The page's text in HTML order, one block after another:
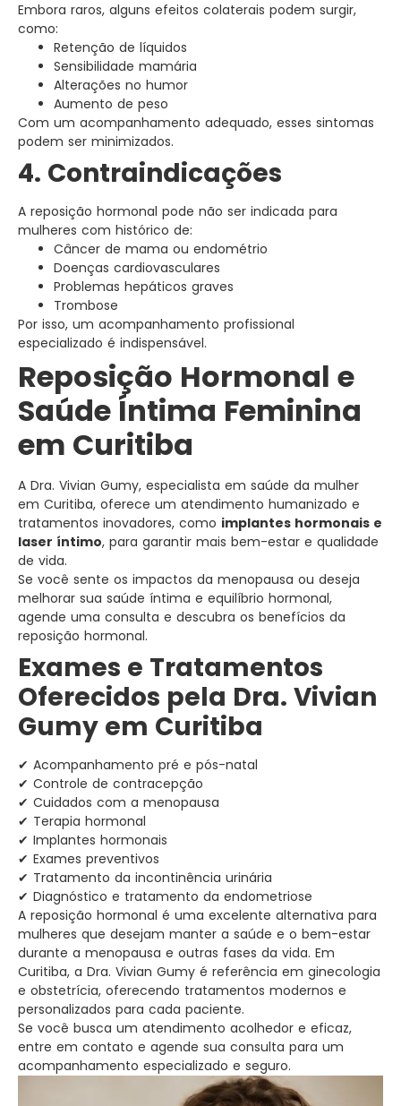
Embora raros, alguns efeitos colaterais podem surgir,
como:
Retenção de líquidos
Sensibilidade mamária
Alterações no humor
Aumento de peso
Com um acompanhamento adequado, esses sintomas
podem ser minimizados.
4. Contraindicações
A reposição hormonal pode não ser indicada para
mulheres com histórico de:
Câncer de mama ou endométrio
Doenças cardiovasculares
Problemas hepáticos graves
Trombose
Por isso, um acompanhamento profissional
especializado é indispensável.
Reposição Hormonal e
Saúde Íntima Feminina
em Curitiba
A Dra. Vivian Gumy, especialista em saúde da mulher
em Curitiba, oferece um atendimento humanizado e
tratamentos inovadores, como implantes hormonais e
laser íntimo, para garantir mais bem-estar e qualidade
de vida.
Se você sente os impactos da menopausa ou deseja
melhorar sua saúde íntima e equilíbrio hormonal,
agende uma consulta e descubra os benefícios da
reposição hormonal.
Exames e Tratamentos
Oferecidos pela Dra. Vivian
Gumy em Curitiba
✔ Acompanhamento pré e pós-natal
✔ Controle de contracepção
✔ Cuidados com a menopausa
✔ Terapia hormonal
✔ Implantes hormonais
✔ Exames preventivos
✔ Tratamento da incontinência urinária
✔ Diagnóstico e tratamento da endometriose
A reposição hormonal é uma excelente alternativa para
mulheres que desejam manter a saúde e o bem-estar
durante a menopausa e outras fases da vida. Em
Curitiba, a Dra. Vivian Gumy é referência em ginecologia
e obstetrícia, oferecendo tratamentos modernos e
personalizados para cada paciente.
Se você busca um atendimento acolhedor e eficaz,
entre em contato e agende sua consulta para um
acompanhamento especializado e seguro.